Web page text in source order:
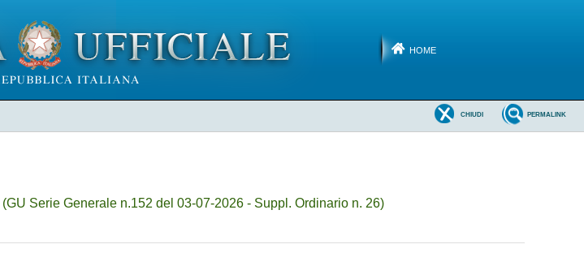
HOME
PERMALINK
CHIUDI
(GU Serie Generale n.152 del 03-07-2026 - Suppl. Ordinario n. 26)